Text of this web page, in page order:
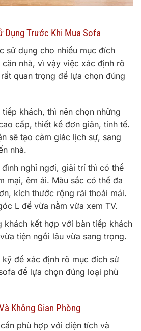
Dụng Trước Khi Mua Sofa
sử dụng cho nhiều mục đích
nhà, vì vậy việc xác định rõ
quan trọng để lựa chọn đúng
khách, thì nên chọn những
cấp, thiết kế đơn giản, tinh tế.
sẽ tạo cảm giác lịch sự, sang
nhà.
nghỉ ngơi, giải trí thì có thể
mại, êm ái. Màu sắc có thể đa
kích thước rộng rãi thoải mái.
L để vừa nằm vừa xem TV.
khách kết hợp với bàn tiếp khách
tiện ngồi lâu vừa sang trọng.
kỹ để xác định rõ mục đích sử
để lựa chọn đúng loại phù
Không Gian Phòng
phù hợp với diện tích và